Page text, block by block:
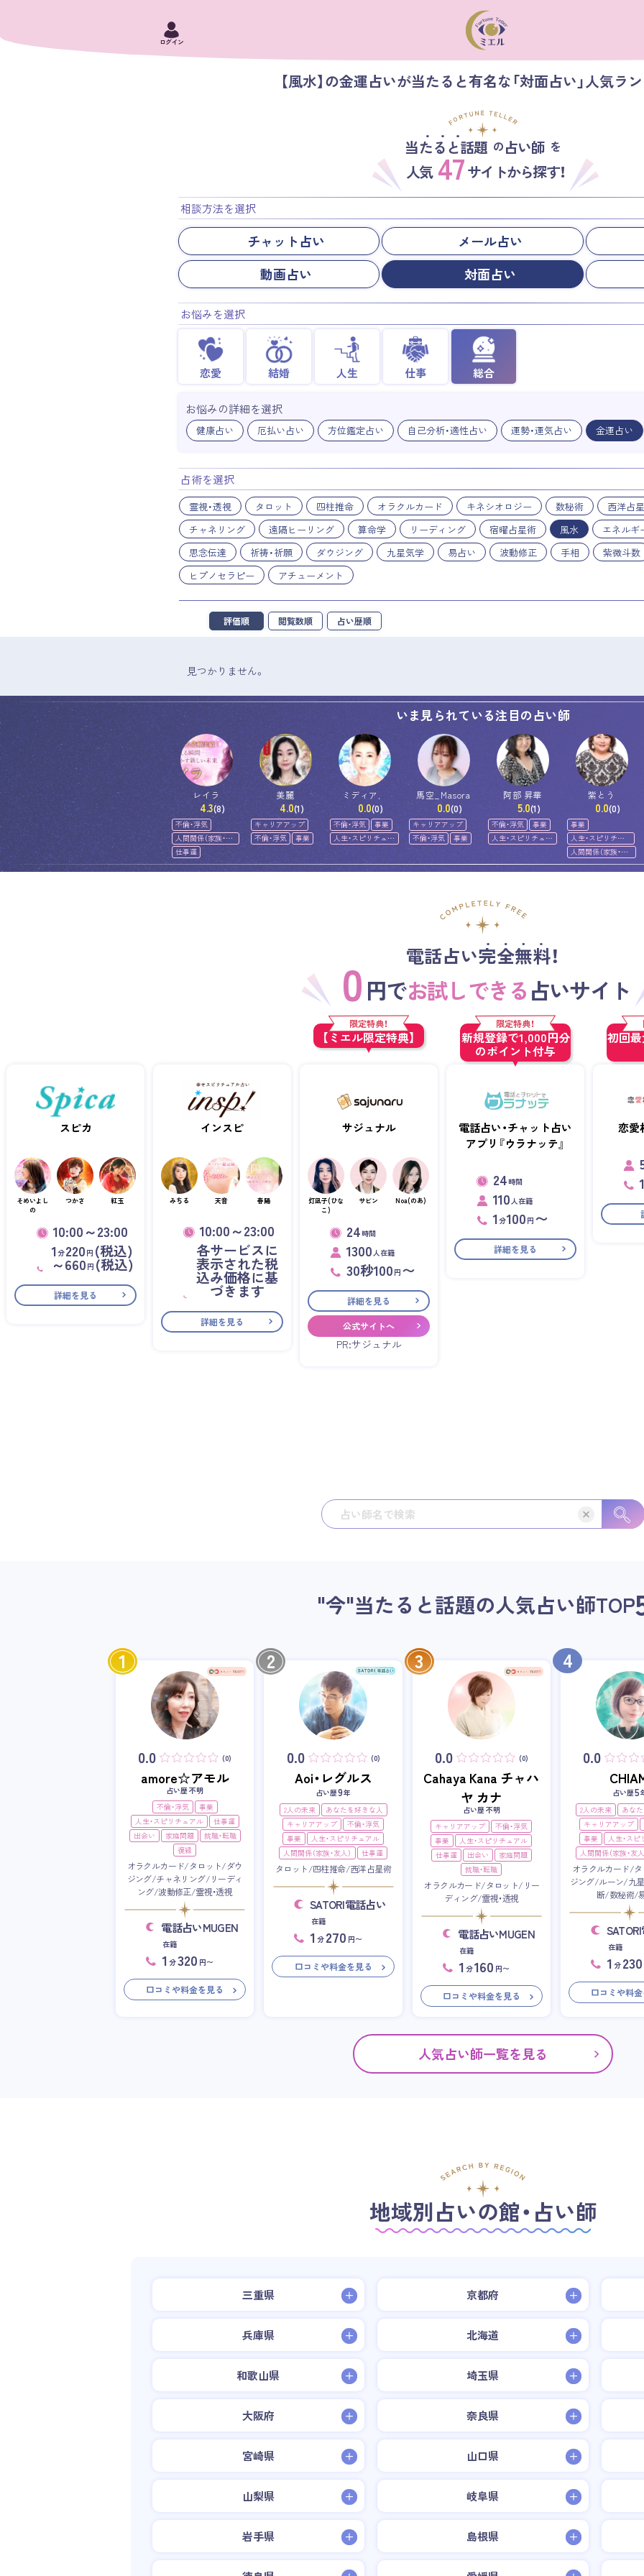
ログイン
【風水】の金運占いが当たると有名な「対面占い」人気ラ
当たると話題 の占い師 を
人気 47 サイトから探す！
相談方法を選択
チャット占い
メール占い
動画占い
対面占い
お悩みを選択
恋愛 結婚 人生 仕事 総合
お悩みの詳細を選択
健康占い 厄払い占い 方位鑑定占い 自己分析・適性占い 運勢・運気占い 金運占い
占術を選択
霊視・透視 タロット 四柱推命 オラクルカード キネシオロジー 数秘術
西洋占
チャネリング
遠隔ヒーリング 算命学 リーディング 宿曜占星術 風水
エネルギ
思念伝達
祈祷・祈願 ダウジング 九星気学 易占い 波動修正 手相
紫微斗数
ヒプノセラピー
アチューメント
評価順 閲覧数順 占い歴順
見つかりません。
いま見られている注目の占い師
レイラ
4.3(8)
不倫・浮気
人間関係（家族・友
人）
仕事運
美麗
4.0(1)
キャリアアップ
不倫・浮気
事業
ミディア．
0.0(0)
不倫・浮気
事業
人生・スピリチュア
ル
馬空_Masora
0.0(0)
キャリアアップ
不倫・浮気
事業
阿部 昇華
5.0(1)
不倫・浮気
事業
人生・スピリチュア
ル
紫とう
0.0(0)
事業
人生・スピリチュ
アル
人間関係（家族・友
人）
電話占い完全無料！
0 円でお試しできる占いサイト
スピカ
そめいよし
の
つかさ 紅玉
10:00～23:00
1分220 円 (税込)
～660 円 (税込)
詳細を見る
インスピ
みちる 天音 春陽
10:00～23:00
各サービスに
表示された税
込み価格に基
づきます
詳細を見る
限定特典！
【ミエル限定特典】
サジュナル
灯凪子(ひな
こ)
サビン Noa(のあ)
24 時間
1300人在籍
30秒100 円 〜
詳細を見る
公式サイトへ
PR:サジュナル
限定特典！
新規登録で1,000円分
のポイント付与
電話占い・チャット占い
アプリ『ウラナッテ』
24 時間
110人在籍
1分100 円 〜
詳細を見る
初回
恋愛
1
"今"当たると話題の人気占い師TOP
1
0.0 (0)
amore☆アモル
占い歴 不明
不倫・浮気
事業
人生・スピリチュアル
仕事運
出会い
家庭問題
就職・転職
復縁
オラクルカード/タロット/ダウ
ジング/チャネリング/リーディ
ング/波動修正/霊視・透視
電話占いMUGEN
在籍
1 分320 円〜
口コミや料金を見る
2
0.0 (0)
Aoi・レグルス
占い歴9年
2人の未来
あなたを好きな人
キャリアアップ
不倫・浮気
事業
人生・スピリチュアル
人間関係（家族・友人）
仕事運
タロット/四柱推命/西洋占星術
SATORI電話占い
在籍
1 分 270 円〜
口コミや料金を見る
3
0.0 (0)
Cahaya Kana チャハ
ヤ カナ
占い歴 不明
キャリアアップ
不倫・浮気
事業
人生・スピリチュアル
仕事運
出会い
家庭問題
就職・転職
オラクルカード/タロット/リー
ディング/霊視・透視
電話占いMUGEN
在籍
1 分160 円〜
口コミや料金を見る
4
0.0
占い歴5
2人の未来
あな
キャリアアップ
事業
人生・ス
人間関係（家族・友人
オラクルカード/
ジング/ルーン/九
断/数秘術/
在籍
1 分 230
口コミや料
人気占い師一覧を見る
地域別占いの館・占い師
三重県 京都府
兵庫県 北海道
和歌山県 埼玉県
大阪府 奈良県
宮崎県 山口県
山梨県 岐阜県
岩手県 島根県